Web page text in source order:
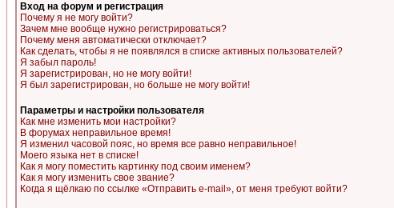
Вход на форум и регистрация
Почему я не могу войти?
Зачем мне вообще нужно регистрироваться?
Почему меня автоматически отключает?
Как сделать, чтобы я не появлялся в списке активных пользователей?
Я забыл пароль!
Я зарегистрирован, но не могу войти!
Я был зарегистрирован, но больше не могу войти!
Параметры и настройки пользователя
Как мне изменить мои настройки?
В форумах неправильное время!
Я изменил часовой пояс, но время все равно неправильное!
Моего языка нет в списке!
Как я могу поместить картинку под своим именем?
Как я могу изменить свое звание?
Когда я щёлкаю по ссылке «Отправить e-mail», от меня требуют войти?